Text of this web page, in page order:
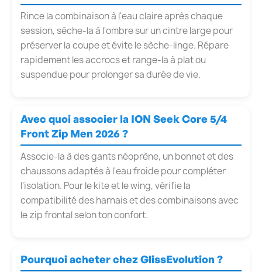
Rince la combinaison à l'eau claire après chaque
session, sèche-la à l'ombre sur un cintre large pour
préserver la coupe et évite le sèche-linge. Répare
rapidement les accrocs et range-la à plat ou
suspendue pour prolonger sa durée de vie.
Avec quoi associer la ION Seek Core 5/4
Front Zip Men 2026 ?
Associe-la à des gants néoprène, un bonnet et des
chaussons adaptés à l'eau froide pour compléter
l'isolation. Pour le kite et le wing, vérifie la
compatibilité des harnais et des combinaisons avec
le zip frontal selon ton confort.
Pourquoi acheter chez GlissEvolution ?